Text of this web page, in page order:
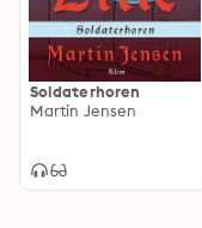
Soldaterhoren
Martin Jensen